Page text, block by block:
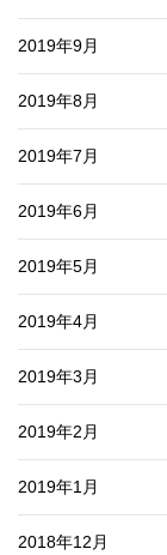
2019年9月
2019年8月
2019年7月
2019年6月
2019年5月
2019年4月
2019年3月
2019年2月
2019年1月
2018年12月